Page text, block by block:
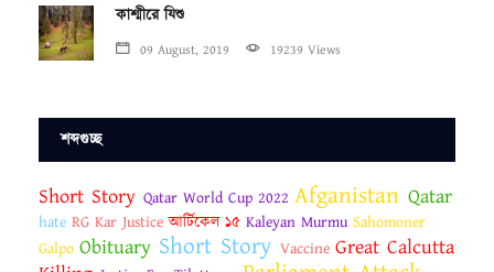
কাশ্মীরে যিশু
09 August, 2019 19239 Views
শব্দগুচ্ছ
Short Story Qatar World Cup 2022 Afganistan Qatar
hate RG Kar Justice আর্টিকেল ১৫ Kaleyan Murmu Sahomoner
Galpo Obituary Short Story Vaccine Great Calcutta